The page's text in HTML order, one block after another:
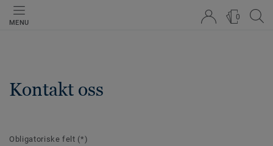
MENU
0
Kontakt oss
Obligatoriske felt (*)